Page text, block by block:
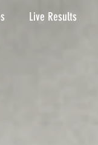
Live Results